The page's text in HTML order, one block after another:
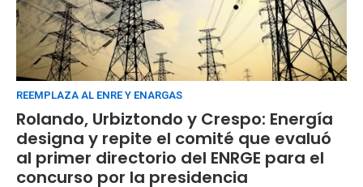
REEMPLAZA AL ENRE Y ENARGAS
Rolando, Urbiztondo y Crespo: Energía
designa y repite el comité que evaluó
al primer directorio del ENRGE para el
concurso por la presidencia